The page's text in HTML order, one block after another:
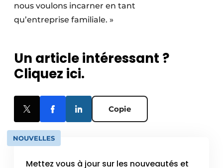
nous voulons incarner en tant
qu’entreprise familiale. »
Un article intéressant ?
Cliquez ici.
Copie
NOUVELLES
Mettez vous à jour sur les nouveautés et